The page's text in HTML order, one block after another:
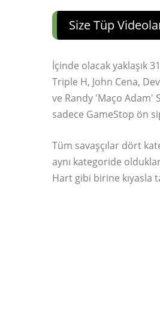
Size Tüp
İçinde olacak yaklaşık
Triple H, John Cena,
ve Randy 'Maço Adam'
sadece GameStop ön
Tüm savaşçılar dört
aynı kategoride
Hart gibi birine kıyasla